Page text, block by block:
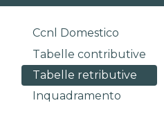
Ccnl Domestico
Tabelle contributive
Tabelle retributive
Inquadramento